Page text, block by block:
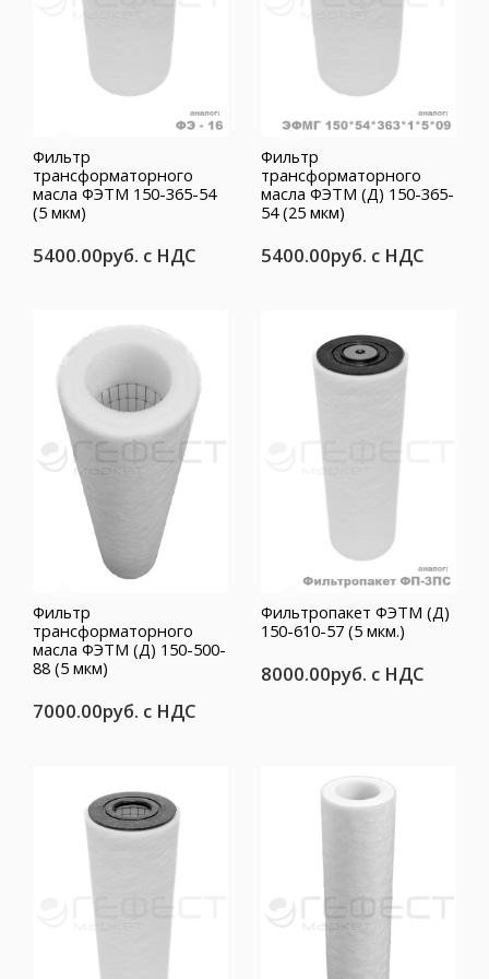
Фильтр
трансформаторного
масла ФЭТМ 150-365-54
(5 мкм)
5400.00руб. с НДС
Фильтр
трансформаторного
масла ФЭТМ (Д) 150-365-
54 (25 мкм)
5400.00руб. с НДС
Фильтр
трансформаторного
масла ФЭТМ (Д) 150-500-
88 (5 мкм)
7000.00руб. с НДС
Фильтропакет ФЭТМ (Д)
150-610-57 (5 мкм.)
8000.00руб. с НДС